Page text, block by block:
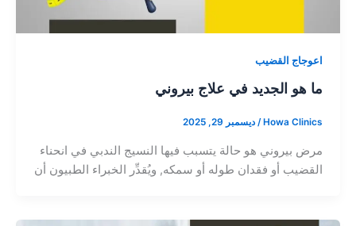
اعوجاج القضيب
ما هو الجديد في علاج بيروني
Howa Clinics
/ ديسمبر 29, 2025
مرض بيروني هو حالة يتسبب فيها النسيج الندبي في انحناء
القضيب أو فقدان طوله أو سمكه, ويُقدِّر الخبراء الطبيون أن